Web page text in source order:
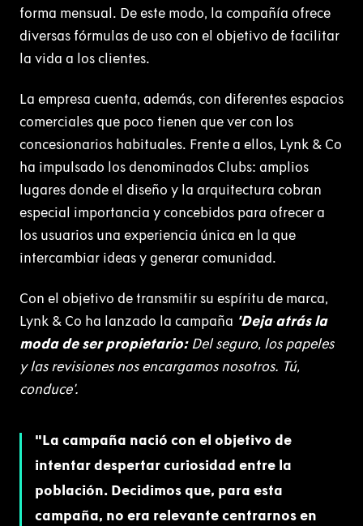
forma mensual. De este modo, la compañía ofrece
diversas fórmulas de uso con el objetivo de facilitar
la vida a los clientes.
La empresa cuenta, además, con diferentes espacios
comerciales que poco tienen que ver con los
concesionarios habituales. Frente a ellos, Lynk & Co
ha impulsado los denominados Clubs: amplios
lugares donde el diseño y la arquitectura cobran
especial importancia y concebidos para ofrecer a
los usuarios una experiencia única en la que
intercambiar ideas y generar comunidad.
Con el objetivo de transmitir su espíritu de marca,
Lynk & Co ha lanzado la campaña 'Deja atrás la
moda de ser propietario:Del seguro, los papeles
y las revisiones nos encargamos nosotros. Tú,
conduce’.
La campaña nació con el objetivo de
intentar despertar curiosidad entre la
población. Decidimos que, para esta
campaña, no era relevante centrarnos en